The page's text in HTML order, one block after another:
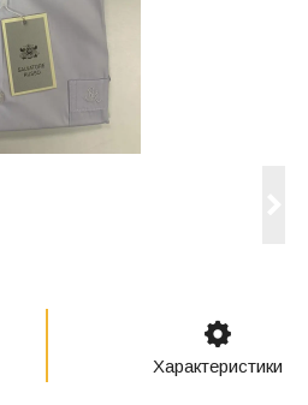
Характеристики